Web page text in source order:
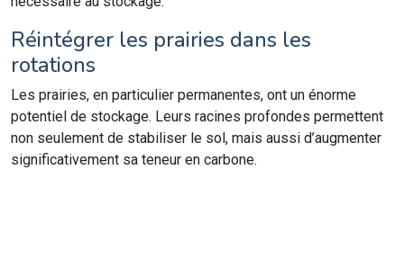
Réintégrer les prairies dans les
rotations
Les prairies, en particulier permanentes, ont un énorme
potentiel de stockage. Leurs racines profondes permettent
non seulement de stabiliser le sol, mais aussi d’augmenter
significativement sa teneur en carbone.